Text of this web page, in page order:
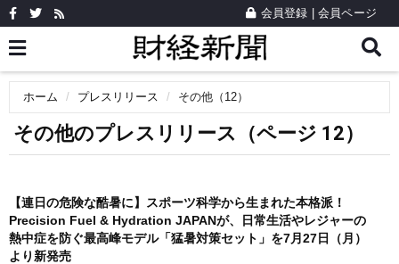
会員登録 会員ページ
ホーム プレスリリース その他（12）
その他のプレスリリース（ページ 12）
【連日の危険な酷暑に】スポーツ科学から生まれた本格派！
Precision Fuel & Hydration JAPANが、日常生活やレジャーの
熱中症を防ぐ最高峰モデル「猛暑対策セット」を7月27日（月）
より新発売